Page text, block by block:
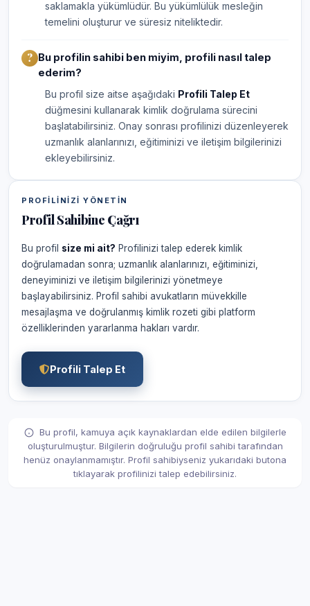
saklamakla yükümlüdür. Bu yükümlülük mesleğin
temelini oluşturur ve süresiz niteliktedir.
Bu profilin sahibi ben miyim, profili nasıl talep
ederim?
Bu profil size aitse aşağıdaki Profili Talep Et
düğmesini kullanarak kimlik doğrulama sürecini
başlatabilirsiniz. Onay sonrası profilinizi düzenleyerek
uzmanlık alanlarınızı, eğitiminizi ve iletişim bilgilerinizi
ekleyebilirsiniz.
PROFILINIZI YÖNETIN
Profil Sahibine Çağrı
Bu profil size mi ait? Profilinizi talep ederek kimlik
doğrulamadan sonra; uzmanlık alanlarınızı, eğitiminizi,
deneyiminizi ve iletişim bilgilerinizi yönetmeye
başlayabilirsiniz. Profil sahibi avukatların müvekkille
mesajlaşma ve doğrulanmış kimlik rozeti gibi platform
özelliklerinden yararlanma hakları vardır.
Profili Talep Et
Bu profil, kamuya açık kaynaklardan elde edilen bilgilerle
oluşturulmuştur. Bilgilerin doğruluğu profil sahibi tarafından
henüz onaylanmamıştır. Profil sahibiyseniz yukarıdaki butona
tıklayarak profilinizi talep edebilirsiniz.